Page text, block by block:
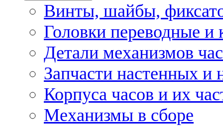
Винты, шайбы,
Головки переводные и
Детали механизмов
Запчасти настенных и
Корпуса часов и их
Механизмы в сборе